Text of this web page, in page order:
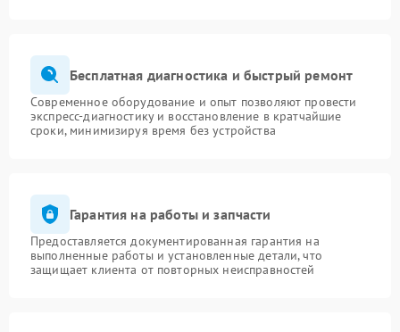
Бесплатная диагностика и быстрый ремонт
Современное оборудование и опыт позволяют провести
экспресс-диагностику и восстановление в кратчайшие
сроки, минимизируя время без устройства
Гарантия на работы и запчасти
Предоставляется документированная гарантия на
выполненные работы и установленные детали, что
защищает клиента от повторных неисправностей